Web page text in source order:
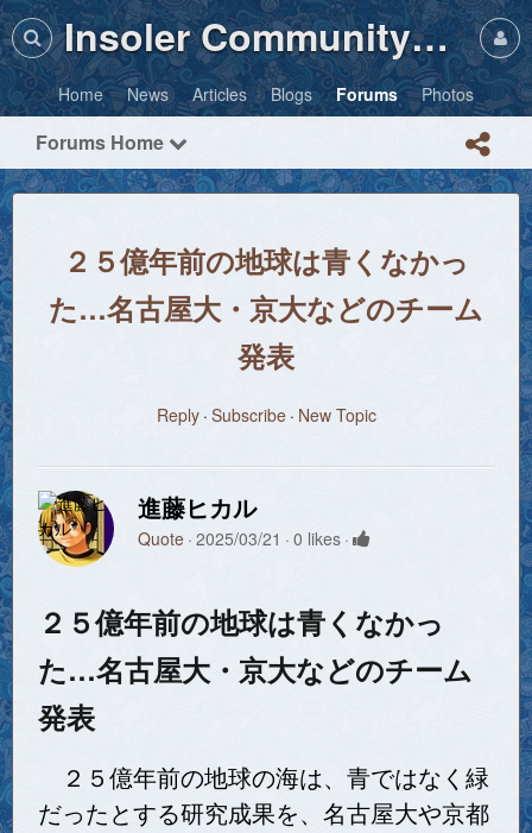
Insoler Community・Photos
Home News Articles Blogs Forums Photos
Forums Home
２５億年前の地球は青くなかっ
た…名古屋大・京大などのチーム
発表
Reply Subscribe New Topic
進藤ヒカル
Quote 2025/03/21 0 likes
２５億年前の地球は青くなかっ
た…名古屋大・京大などのチーム
発表
２５億年前の地球の海は、青ではなく緑
だったとする研究成果を、名古屋大や京都